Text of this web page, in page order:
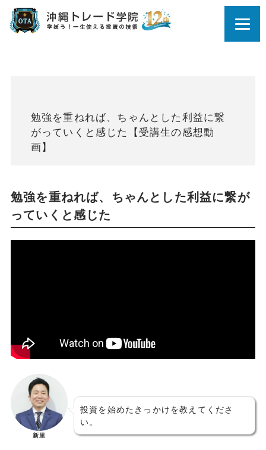
勉強を重ねれば、ちゃんとした利益に繋
がっていくと感じた【受講生の感想動
画】
勉強を重ねれば、ちゃんとした利益に繋が
っていくと感じた
新里
投資を始めたきっかけを教えてくださ
い。